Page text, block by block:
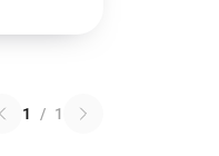
1 / 1